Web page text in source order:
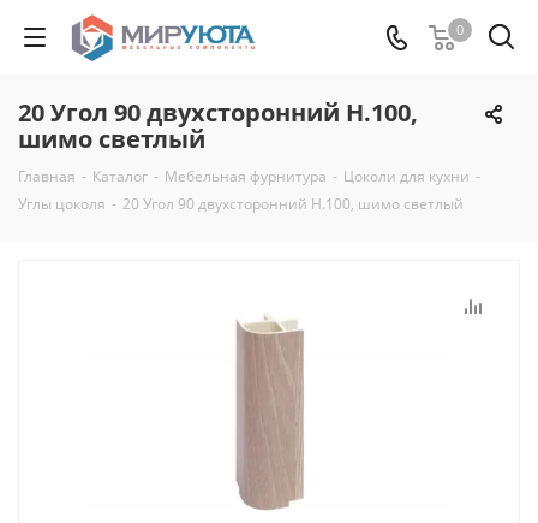
0
20 Угол 90 двухсторонний Н.100,
шимо светлый
Главная - Каталог - Мебельная фурнитура - Цоколи для кухни -
Углы цоколя - 20 Угол 90 двухсторонний Н.100, шимо светлый